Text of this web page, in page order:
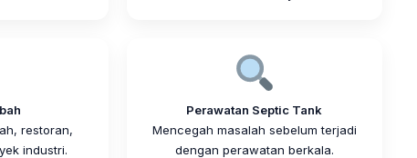
restoran,
industri.
Perawatan Septic Tank
Mencegah masalah sebelum terjadi
dengan perawatan berkala.